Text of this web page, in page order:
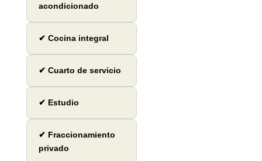
acondicionado
✔ Cocina integral
✔ Cuarto de servicio
✔ Estudio
✔ Fraccionamiento
privado